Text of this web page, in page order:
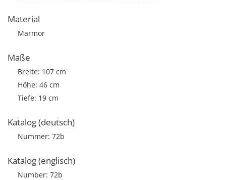
Material
Marmor
Maße
Breite: 107 cm
Höhe: 46 cm
Tiefe: 19 cm
Katalog (deutsch)
Nummer: 72b
Katalog (englisch)
Number: 72b